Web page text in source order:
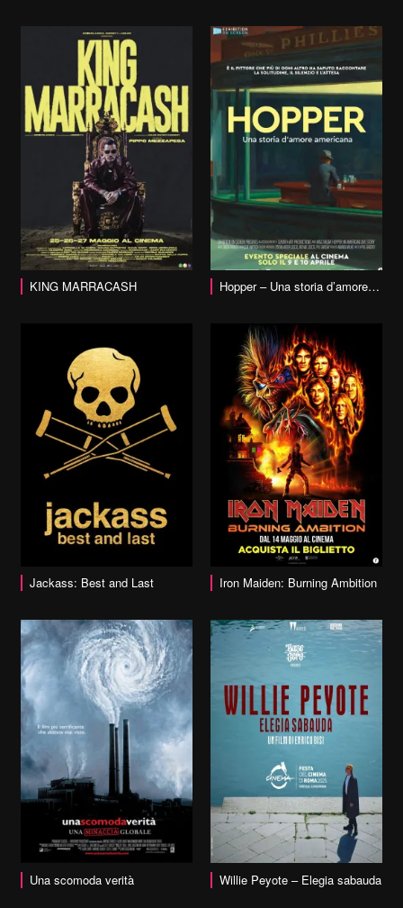
KING MARRACASH
vai alla scheda Hopper – Una storia d’amore americana
Jackass: Best and Last
vai alla scheda Iron Maiden: Burning Ambition
Una scomoda verità
vai alla scheda Willie Peyote – Elegia sabauda